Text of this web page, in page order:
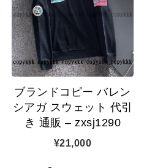
ブランドコピー バレン
シアガ スウェット 代引
き 通販 – zxsj1290
¥21,000